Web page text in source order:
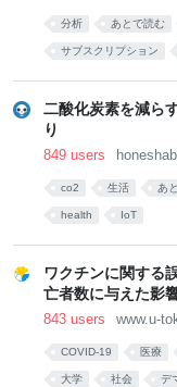
分析 あとで読む
サブスクリプション
二酸化炭素を減ら
り
849 users
co2 生活 あ
health IoT
ワクチンに関する
亡者数に与えた影
843 users www.u-
COVID-19 医療
大学 社会 デ